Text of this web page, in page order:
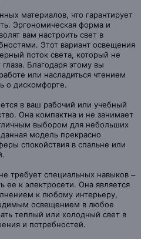
материалов, что гарантирует
Эргономическая форма и
вам настроить свет в
Этот вариант освещения
поток света, который не
Благодаря этому вы
или насладиться чтением
о дискомфорте.
в ваш рабочий или учебный
Она компактна и не занимает
выбором для небольших
модель прекрасно
спокойствия в спальне или
требует специальных навыков –
ее к электросети. Она является
к любому интерьеру,
освещением в любое
теплый или холодный свет в
и потребностей.